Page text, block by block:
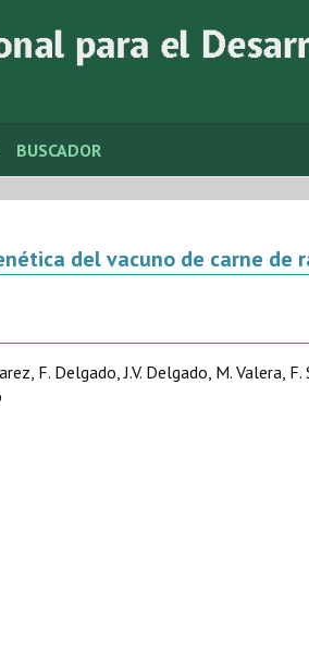
BUSCADOR
del vacuno de carne de
F. Delgado, J.V. Delgado, M. Valera,